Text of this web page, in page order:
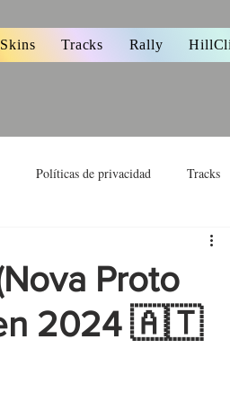
Skins Tracks Rally
Políticas de privacidad Tracks
Proto
2024 🇦🇹